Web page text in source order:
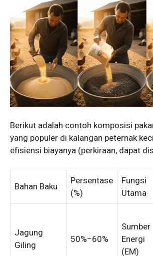
Berikut adalah contoh komposisi
yang populer di kalangan peternak
efisiensi biayanya (perkiraan, dapat
Bahan Baku
Persentase
(%)
Fungsi
Utama
Jagung
Giling
50%−60%
Sumber
Energi
(EM)